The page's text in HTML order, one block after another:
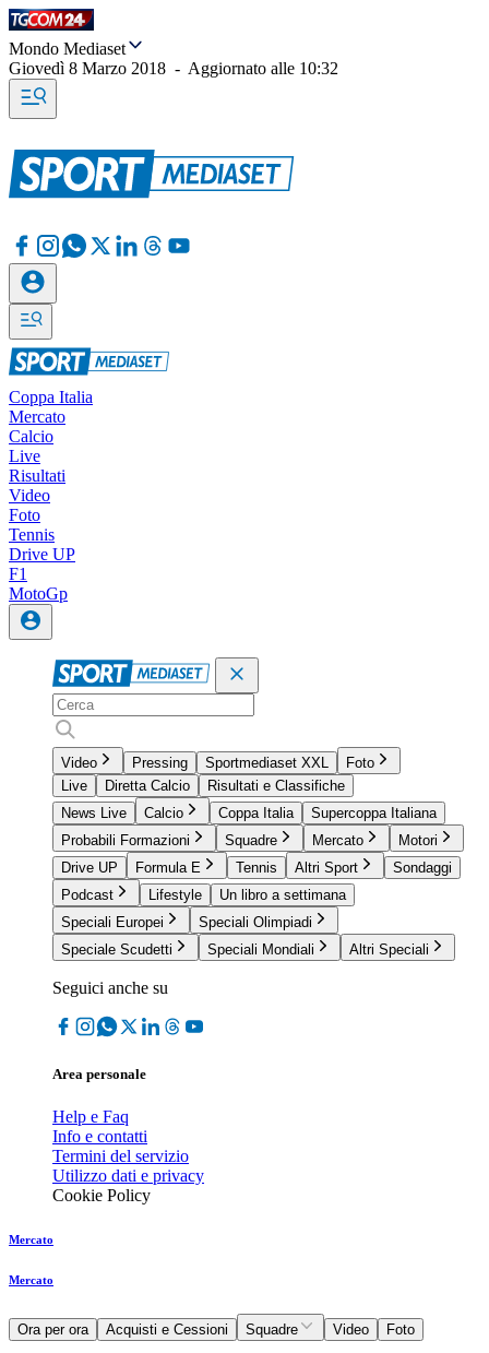
Mondo Mediaset
Giovedì 8 Marzo 2018 - Aggiornato alle 10:32
Coppa Italia
Mercato
Calcio
Live
Risultati
Video
Foto
Tennis
Drive UP
F1
MotoGp
Video Pressing Sportmediaset XXL
Foto
Live
Diretta Calcio
Risultati e Classifiche
News Live
Calcio Coppa Italia
Supercoppa Italiana
Probabili Formazioni
Squadre Mercato
Motori
Drive UP
Formula E Tennis Altri Sport
Sondaggi
Podcast
Lifestyle
Un libro a settimana
Speciali Europei
Speciali Olimpiadi
Speciale Scudetti
Speciali Mondiali Altri Speciali
Seguici anche su
Area personale
Help e Faq
Info e contatti
Termini del servizio
Utilizzo dati e privacy
Cookie Policy
Mercato
Mercato
Ora per ora Acquisti e Cessioni Squadre Video Foto